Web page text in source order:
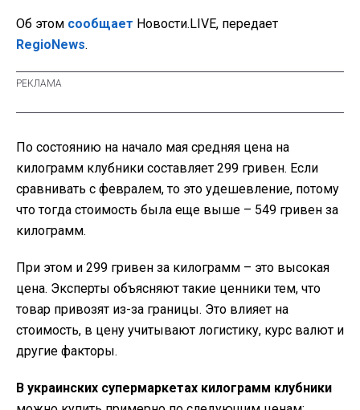
Об этом сообщает Новости.LIVE, передает
RegioNews.
По состоянию на начало мая средняя цена на
килограмм клубники составляет 299 гривен. Если
сравнивать с февралем, то это удешевление, потому
что тогда стоимость была еще выше – 549 гривен за
килограмм.
При этом и 299 гривен за килограмм – это высокая
цена. Эксперты объясняют такие ценники тем, что
товар привозят из-за границы. Это влияет на
стоимость, в цену учитывают логистику, курс валют и
другие факторы.
В украинских супермаркетах килограмм клубники